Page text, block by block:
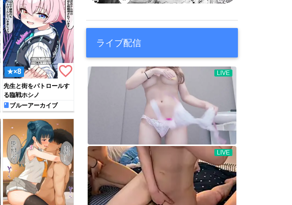
★×8 favorite_border
先生と街をパトロールす
る臨戦ホシノ
ブルーアーカイブ
ライブ配信